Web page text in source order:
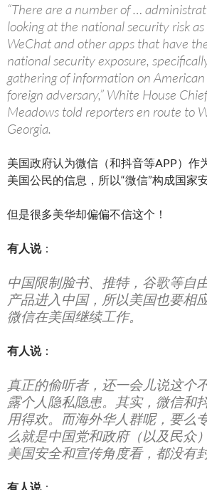
“There are a number of …
looking at the national security risk
WeChat and other apps that have
national security exposure,
gathering of information on
foreign adversary,” White House
Meadows told reporters en route to
Georgia.
美国政府认为微信（和抖音等APP）作
美国公民的信息，所以“微信”构成国家
但是很多美华却偏偏不信这个！
有人说：
中国限制脸书、推特，谷歌等自
产品进入中国，所以美国也要相
微信在美国继续工作。
有人说：
真正的偷听者，还一会儿说这个
露个人隐私隐患。 其实，微信和
用得欢。而海外华人群呢，要么
么就是中国党和政府（以及民众
美国安全和宣传角度看，都没有
有人说：